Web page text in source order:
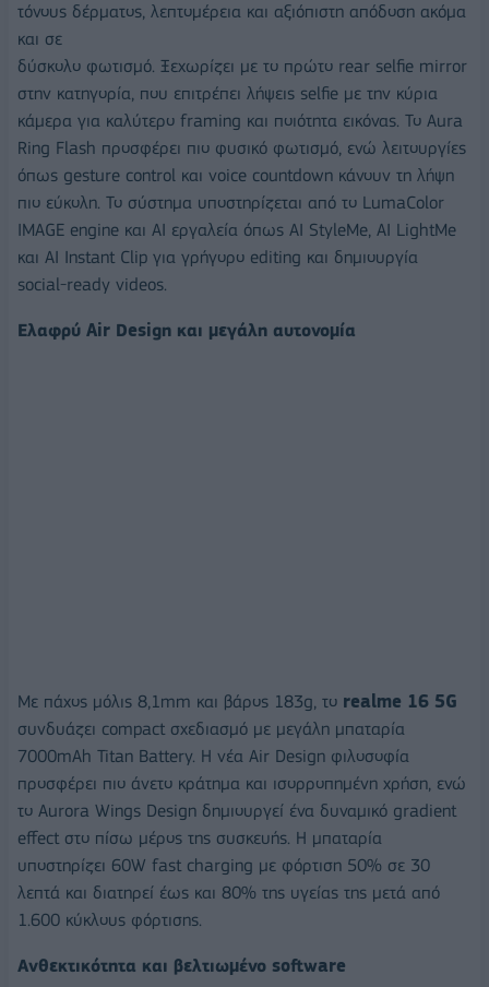
τόνους δέρματος, λεπτομέρεια και αξιόπιστη απόδοση ακόμα
και σε
δύσκολο φωτισμό. Ξεχωρίζει με το πρώτο rear selfie mirror
στην κατηγορία, που επιτρέπει λήψεις selfie με την κύρια
κάμερα για καλύτερο framing και ποιότητα εικόνας. Το Aura
Ring Flash προσφέρει πιο φυσικό φωτισμό, ενώ λειτουργίες
όπως gesture control και voice countdown κάνουν τη λήψη
πιο εύκολη. Το σύστημα υποστηρίζεται από το LumaColor
IMAGE engine και AI εργαλεία όπως AI StyleMe, AI LightMe
και AI Instant Clip για γρήγορο editing και δημιουργία
social-ready videos.
Ελαφρύ Air Design και μεγάλη αυτονομία
Με πάχος μόλις 8,1mm και βάρος 183g, το realme 16 5G
συνδυάζει compact σχεδιασμό με μεγάλη μπαταρία
7000mAh Titan Battery. Η νέα Air Design φιλοσοφία
προσφέρει πιο άνετο κράτημα και ισορροπημένη χρήση, ενώ
το Aurora Wings Design δημιουργεί ένα δυναμικό gradient
effect στο πίσω μέρος της συσκευής. Η μπαταρία
υποστηρίζει 60W fast charging με φόρτιση 50% σε 30
λεπτά και διατηρεί έως και 80% της υγείας της μετά από
1.600 κύκλους φόρτισης.
Ανθεκτικότητα και βελτιωμένο software